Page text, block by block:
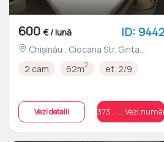
600 € / lună ID: 9442
2 cam 62m2 et. 2/9
Vezi detalii +373 .. ... Vezi